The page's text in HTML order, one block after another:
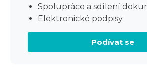
Spolupráce a sdílení
Elektronické podpisy
Podívat se